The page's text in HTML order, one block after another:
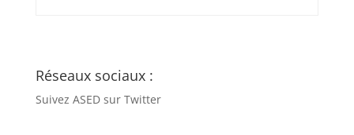
Réseaux sociaux :
Suivez ASED sur Twitter